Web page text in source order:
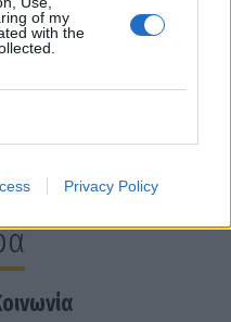
of my
with the
Privacy Policy
διακοπεί το ρεύμα
διακοπές
Τετάρτη
διακοπή